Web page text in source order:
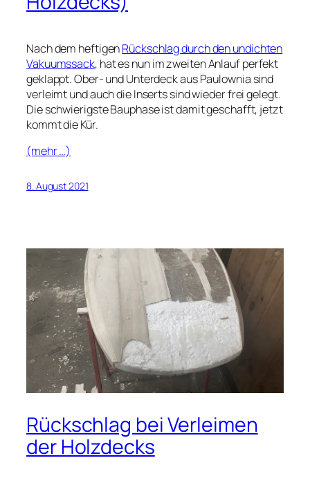
Nach dem heftigenRückschlag durch den undichten
Vakuumssack, hat es nun im zweiten Anlauf perfekt
geklappt. Ober- und Unterdeck aus Paulownia sind
verleimt und auch die Inserts sind wieder frei gelegt.
Die schwierigste Bauphase ist damit geschafft, jetzt
kommt die Kür.
(mehr …)
8. August 2021
Rückschlag bei Verleimen
der Holzdecks